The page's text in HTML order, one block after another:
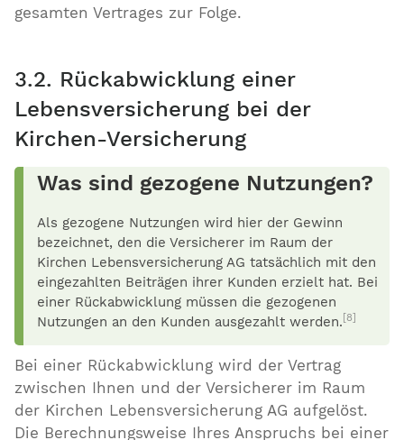
gesamten Vertrages zur Folge.
3.2. Rückabwicklung einer
Lebensversicherung bei der
Kirchen-Versicherung
Was sind gezogene Nutzungen?
Als gezogene Nutzungen wird hier der Gewinn
bezeichnet, den die Versicherer im Raum der
Kirchen Lebensversicherung AG tatsächlich mit den
eingezahlten Beiträgen ihrer Kunden erzielt hat. Bei
einer Rückabwicklung müssen die gezogenen
Nutzungen an den Kunden ausgezahlt werden. [8]
Bei einer Rückabwicklung wird der Vertrag
zwischen Ihnen und der Versicherer im Raum
der Kirchen Lebensversicherung AG aufgelöst.
Die Berechnungsweise Ihres Anspruchs bei einer